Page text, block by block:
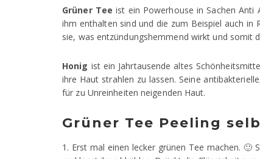
Grüner Tee ist ein Powerhouse in Sachen Anti
ihm enthalten sind und die zum Beispiel auch in
sie, was entzündungshemmend wirkt und somit
Honig ist ein Jahrtausende altes
ihre Haut strahlen zu lassen. Seine
für zu Unreinheiten neigenden Haut.
Grüner Tee Peeling
1. Erst mal einen lecker grünen Tee machen. 🙂